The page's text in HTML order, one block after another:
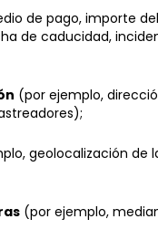
de pago, importe
de caducidad,
(por ejemplo,
geolocalización de
(por ejemplo,